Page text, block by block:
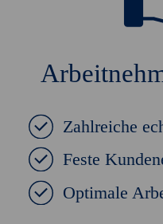
Zahlreiche
Feste
Optimale